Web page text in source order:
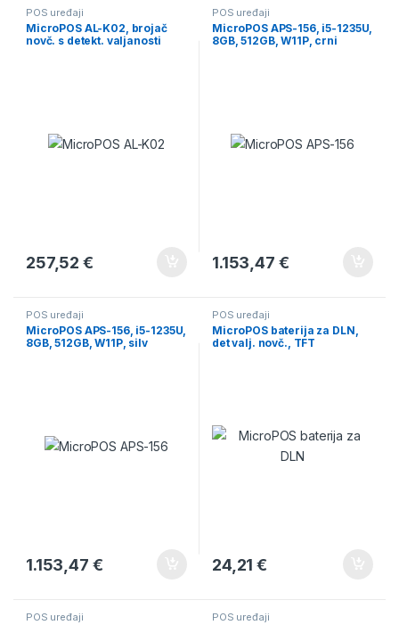
POS uređaji
MicroPOS AL-K02, brojač
novč. s detekt. valjanosti
257,52€
POS uređaji
MicroPOS APS-156, i5-1235U,
8GB, 512GB, W11P, crni
1.153,47 €
POS uređaji
MicroPOS APS-156, i5-1235U,
8GB, 512GB, W11P, silv
1.153,47 €
POS uređaji
MicroPOS baterija za DLN,
det valj. novč., TFT
24,21€
POS uređaji POS uređaji